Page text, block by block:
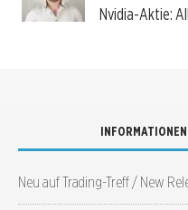
Nvidia-Aktie:
Neu auf Trading-Treff / New